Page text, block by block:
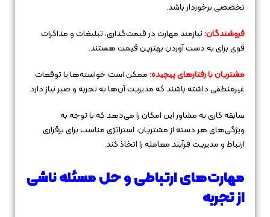
تخصصی برخوردار باشد.
فروشندگان:نیازمند مهارت در قیمت‌گذاری، تبلیغات و مذاکرات
قوی برای به دست آوردن بهترین قیمت هستند.
مشتریان با رفتارهای پیچیده:ممکن است خواسته‌ها یا توقعات
غیرمنطقی داشته باشند که مدیریت آن‌ها به تجربه و صبر نیاز دارد.
سابقه کاری به مشاور این امکان را می‌دهد که با توجه به
ویژگی‌های هر دسته از مشتریان، استراتژی مناسب برای برقراری
ارتباط و مدیریت فرآیند معامله را اتخاذ کند.
مهارت‌های ارتباطی و حل مسئله ناشی
از تجربه